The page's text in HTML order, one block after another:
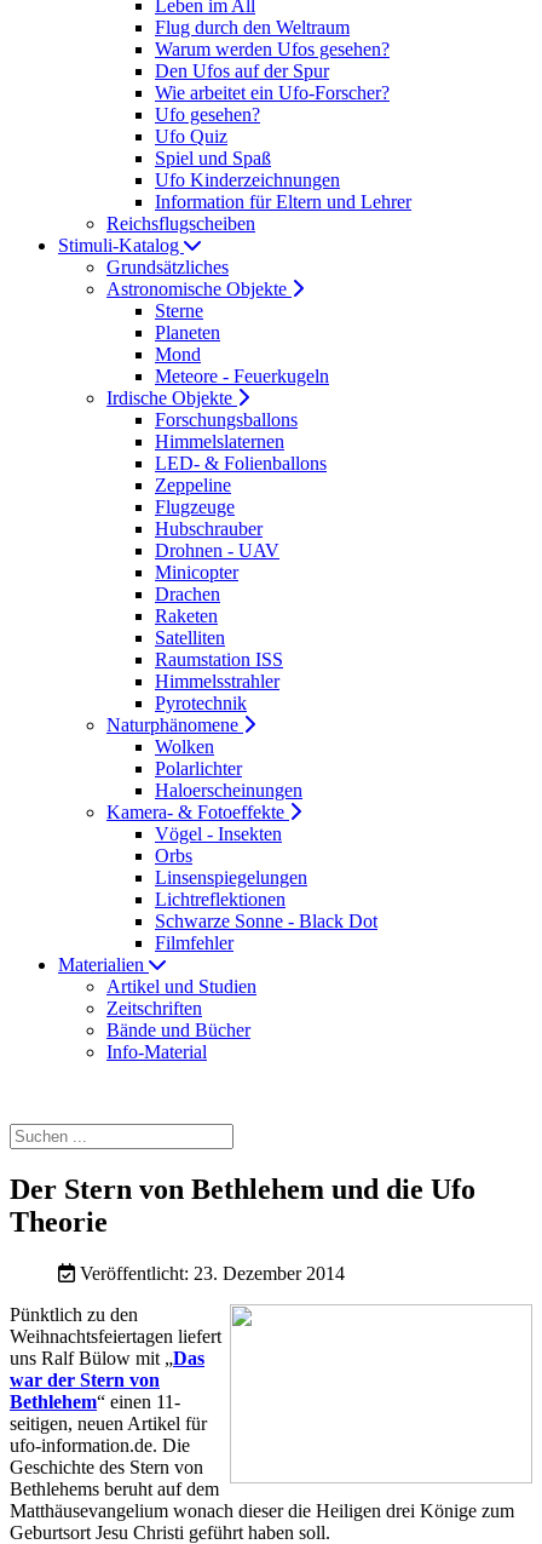
Leben im All
Flug durch den Weltraum
Warum werden Ufos gesehen?
Den Ufos auf der Spur
Wie arbeitet ein Ufo-Forscher?
Ufo gesehen?
Ufo Quiz
Spiel und Spaß
Ufo Kinderzeichnungen
Information für Eltern und Lehrer
Reichsflugscheiben
Stimuli-Katalog
Grundsätzliches
Astronomische Objekte
Sterne
Planeten
Mond
Meteore - Feuerkugeln
Irdische Objekte
Forschungsballons
Himmelslaternen
LED- & Folienballons
Zeppeline
Flugzeuge
Hubschrauber
Drohnen - UAV
Minicopter
Drachen
Raketen
Satelliten
Raumstation ISS
Himmelsstrahler
Pyrotechnik
Naturphänomene
Wolken
Polarlichter
Haloerscheinungen
Kamera- & Fotoeffekte
Vögel - Insekten
Orbs
Linsenspiegelungen
Lichtreflektionen
Schwarze Sonne - Black Dot
Filmfehler
Materialien
Artikel und Studien
Zeitschriften
Bände und Bücher
Info-Material
Der Stern von Bethlehem und die Ufo
Theorie
Veröffentlicht: 23. Dezember 2014
Pünktlich zu den
Weihnachtsfeiertagen liefert
uns Ralf Bülow mit „Das
war der Stern von
Bethlehem“ einen 11-
seitigen, neuen Artikel für
ufo-information.de. Die
Geschichte des Stern von
Bethlehems beruht auf dem
Matthäusevangelium wonach dieser die Heiligen drei Könige zum
Geburtsort Jesu Christi geführt haben soll.